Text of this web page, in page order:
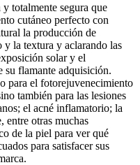
totalmente segura que
cutáneo perfecto con
la producción de
la textura y aclarando las
solar y el
su flamante adquisición.
para el fotorejuvenecimiento
también para las lesiones
el acné inflamatorio; la
entre otras muchas
de la piel para ver qué
para satisfacer sus